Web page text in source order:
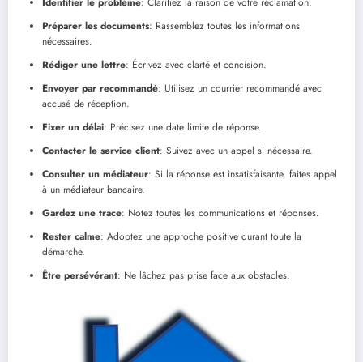
Préparer les documents: Rassemblez toutes les informations
nécessaires.
Rédiger une lettre: Écrivez avec clarté et concision.
Envoyer par recommandé: Utilisez un courrier recommandé avec
accusé de réception.
Fixer un délai: Précisez une date limite de réponse.
Contacter le service client: Suivez avec un appel si nécessaire.
Consulter un médiateur: Si la réponse est insatisfaisante, faites appel
à un médiateur bancaire.
Gardez une trace: Notez toutes les communications et réponses.
Rester calme: Adoptez une approche positive durant toute la
démarche.
Être persévérant: Ne lâchez pas prise face aux obstacles.